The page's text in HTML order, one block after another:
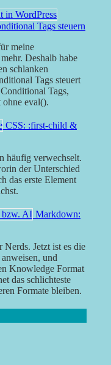
Tags steuern
meine
Deshalb habe
schlanken
Tags steuert
Tags,
eval().
CSS: :first-child &
häufig verwechselt.
der Unterschied
das erste Element
Markdown:
Jetzt ist es die
und
Knowledge Format
das schlichteste
Formate bleiben.